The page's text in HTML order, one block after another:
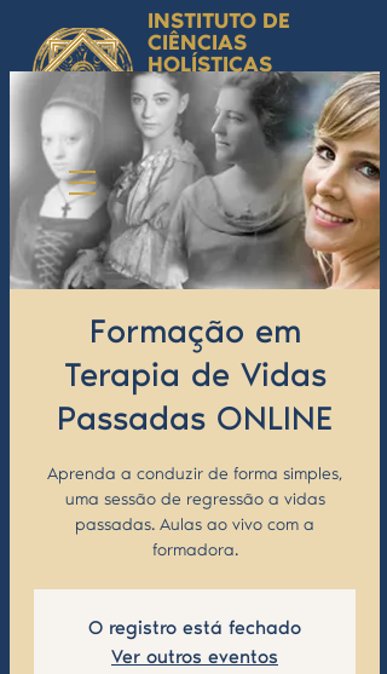
INSTITUTO DE
CIÊNCIAS
HOLÍSTICAS
by Isabel Valente Gomes
Ciência Simbólica
Aplicada e
Desenvolvimento
Humano
Formação em
Terapia de Vidas
Passadas ONLINE
Aprenda a conduzir de forma simples,
uma sessão de regressão a vidas
passadas. Aulas ao vivo com a
formadora.
O registro está fechado
Ver outros eventos